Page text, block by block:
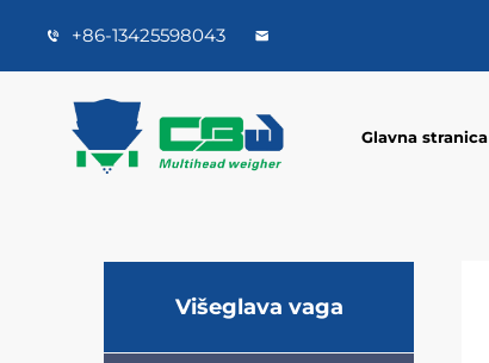
+86-13425598043
Glavna stranica
Višeglava vaga